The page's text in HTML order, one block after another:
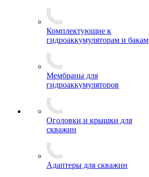
Комплектующие к
гидроаккумуляторам и бакам
Мембраны для
гидроаккумуляторов
Оголовки и крышки для
скважин
Адаптеры для скважин